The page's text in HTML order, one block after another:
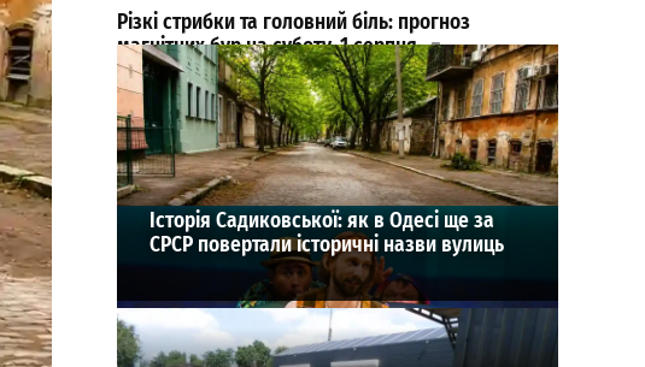
Різкі стрибки та головний біль: прогноз
магнітних бур на суботу, 1 серпня
0
01-08-2026 в 05:41
ВИБІР РЕДАКЦІЇ
Історія Садиковської: як в Одесі ще за
СРСР повертали історичні назви вулиць